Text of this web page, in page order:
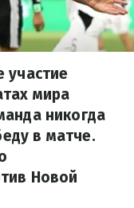
участие
мира
никогда
в матче.
Новой